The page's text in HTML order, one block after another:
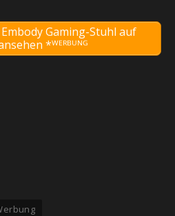
Gaming-Stuhl auf
*ᵂᴱᴿᴮᵁᴺᴳ